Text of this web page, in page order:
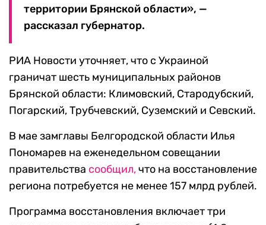
территории Брянской области», —
рассказал губернатор.
РИА Новости уточняет, что с Украиной
граничат шесть муниципальных районов
Брянской области: Климовский, Стародубский,
Погарский, Трубчевский, Суземский и Севский.
В мае замглавы Белгородской области Илья
Пономарев на еженедельном совещании
правительства сообщил,что на восстановление
региона потребуется не менее 157 млрд рублей.
Программа восстановления включает три